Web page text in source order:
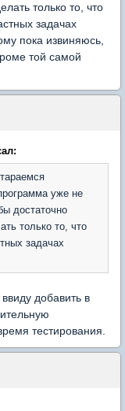
только то, что
задачах
пока извиняюсь,
той самой
уже не
достаточно
только то, что
задачах
добавить в
тестирования.